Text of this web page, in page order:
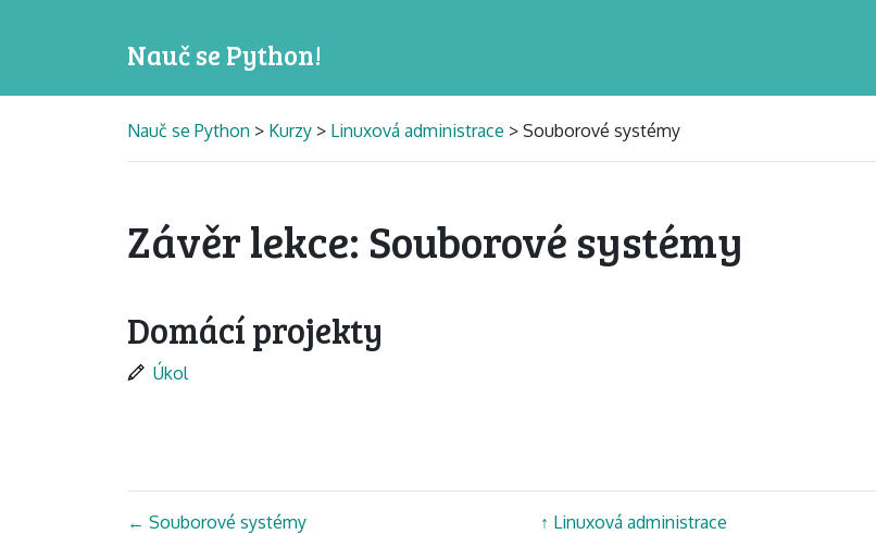
Nauč se Python!
Nauč se Python > Kurzy > Linuxová administrace > Souborové systémy
Závěr lekce: Souborové systémy
Domácí projekty
Úkol
← Souborové systémy ↑ Linuxová administrace